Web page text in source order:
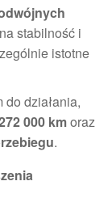
stabilność i
istotne
działania,
000 kmoraz
.